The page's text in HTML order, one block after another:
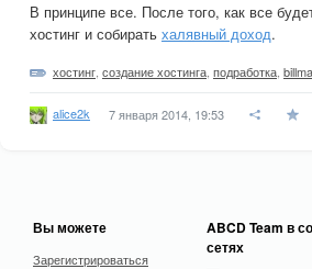
В принципе все. После того, как все
хостинг и собирать халявный доход.
хостинг создание хостинга подработка
alice2k 7 января 2014, 19:53
Вы можете
Зарегистрироваться
ABCD Team в
сетях